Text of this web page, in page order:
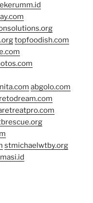
topfoodish.com
abgolo.com
stmichaelwtby.org